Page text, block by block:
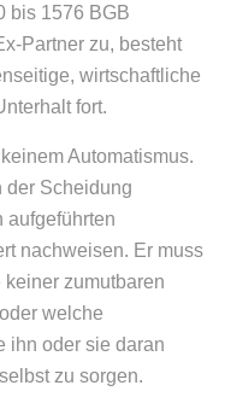
bis 1576 BGB
Partner zu, besteht
wirtschaftliche
fort.
Automatismus.
der Scheidung
aufgeführten
nachweisen. Er muss
zumutbaren
welche
ihn oder sie daran
zu sorgen.